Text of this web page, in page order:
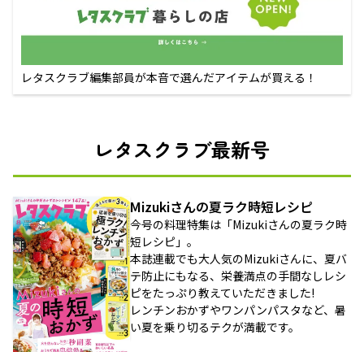
レタスクラブ編集部員が本音で選んだアイテムが買える！
レタスクラブ最新号
Mizukiさんの夏ラク時短レシピ
今号の料理特集は「Mizukiさんの夏ラク時
短レシピ」。
本誌連載でも大人気のMizukiさんに、夏バ
テ防止にもなる、栄養満点の手間なしレシ
ピをたっぷり教えていただきました!
レンチンおかずやワンパンパスタなど、暑
い夏を乗り切るテクが満載です。